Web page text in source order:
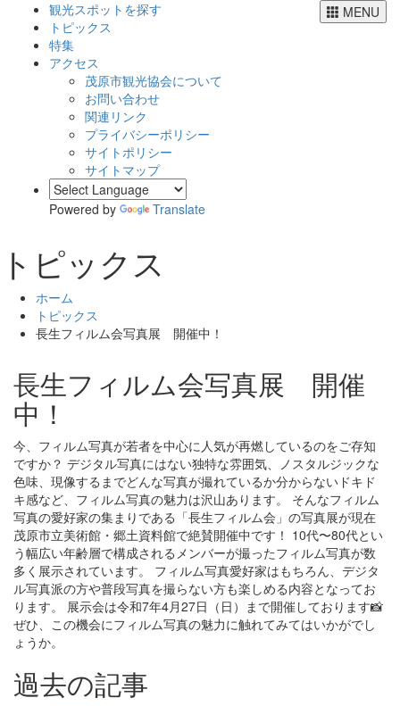
MENU
観光スポットを探す
トピックス
特集
アクセス
茂原市観光協会について
お問い合わせ
関連リンク
プライバシーポリシー
サイトポリシー
サイトマップ
Powered by Translate
トピックス
ホーム
トピックス
長生フィルム会写真展 開催中！
長生フィルム会写真展 開催
中！
今、フィルム写真が若者を中心に人気が再燃しているのをご存知
ですか？ デジタル写真にはない独特な雰囲気、ノスタルジックな
色味、現像するまでどんな写真が撮れているか分からないドキド
キ感など、フィルム写真の魅力は沢山あります。 そんなフィルム
写真の愛好家の集まりである「長生フィルム会」の写真展が現在
茂原市立美術館・郷土資料館で絶賛開催中です！ 10代〜80代とい
う幅広い年齢層で構成されるメンバーが撮ったフィルム写真が数
多く展示されています。 フィルム写真愛好家はもちろん、デジタ
ル写真派の方や普段写真を撮らない方も楽しめる内容となってお
ります。 展示会は令和7年4月27日（日）まで開催しております📸
ぜひ、この機会にフィルム写真の魅力に触れてみてはいかがでし
ょうか。
過去の記事